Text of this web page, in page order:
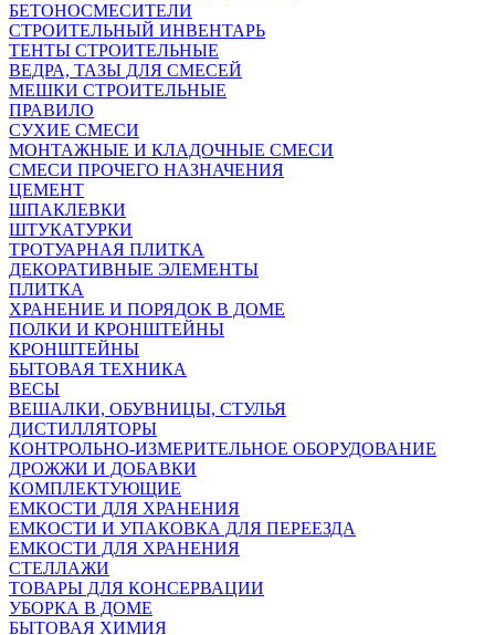
БЕТОНОСМЕСИТЕЛИ
СТРОИТЕЛЬНЫЙ ИНВЕНТАРЬ
ТЕНТЫ СТРОИТЕЛЬНЫЕ
ВЕДРА, ТАЗЫ ДЛЯ СМЕСЕЙ
МЕШКИ СТРОИТЕЛЬНЫЕ
ПРАВИЛО
СУХИЕ СМЕСИ
МОНТАЖНЫЕ И КЛАДОЧНЫЕ СМЕСИ
СМЕСИ ПРОЧЕГО НАЗНАЧЕНИЯ
ЦЕМЕНТ
ШПАКЛЕВКИ
ШТУКАТУРКИ
ТРОТУАРНАЯ ПЛИТКА
ДЕКОРАТИВНЫЕ ЭЛЕМЕНТЫ
ПЛИТКА
ХРАНЕНИЕ И ПОРЯДОК В ДОМЕ
ПОЛКИ И КРОНШТЕЙНЫ
КРОНШТЕЙНЫ
БЫТОВАЯ ТЕХНИКА
ВЕСЫ
ВЕШАЛКИ, ОБУВНИЦЫ, СТУЛЬЯ
ДИСТИЛЛЯТОРЫ
КОНТРОЛЬНО-ИЗМЕРИТЕЛЬНОЕ ОБОРУДОВАНИЕ
ДРОЖЖИ И ДОБАВКИ
КОМПЛЕКТУЮЩИЕ
ЕМКОСТИ ДЛЯ ХРАНЕНИЯ
ЕМКОСТИ И УПАКОВКА ДЛЯ ПЕРЕЕЗДА
ЕМКОСТИ ДЛЯ ХРАНЕНИЯ
СТЕЛЛАЖИ
ТОВАРЫ ДЛЯ КОНСЕРВАЦИИ
УБОРКА В ДОМЕ
БЫТОВАЯ ХИМИЯ